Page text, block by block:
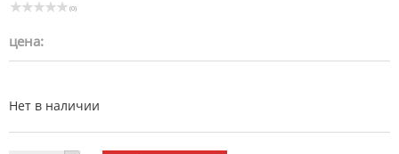
(0)
цена:
Нет в наличии